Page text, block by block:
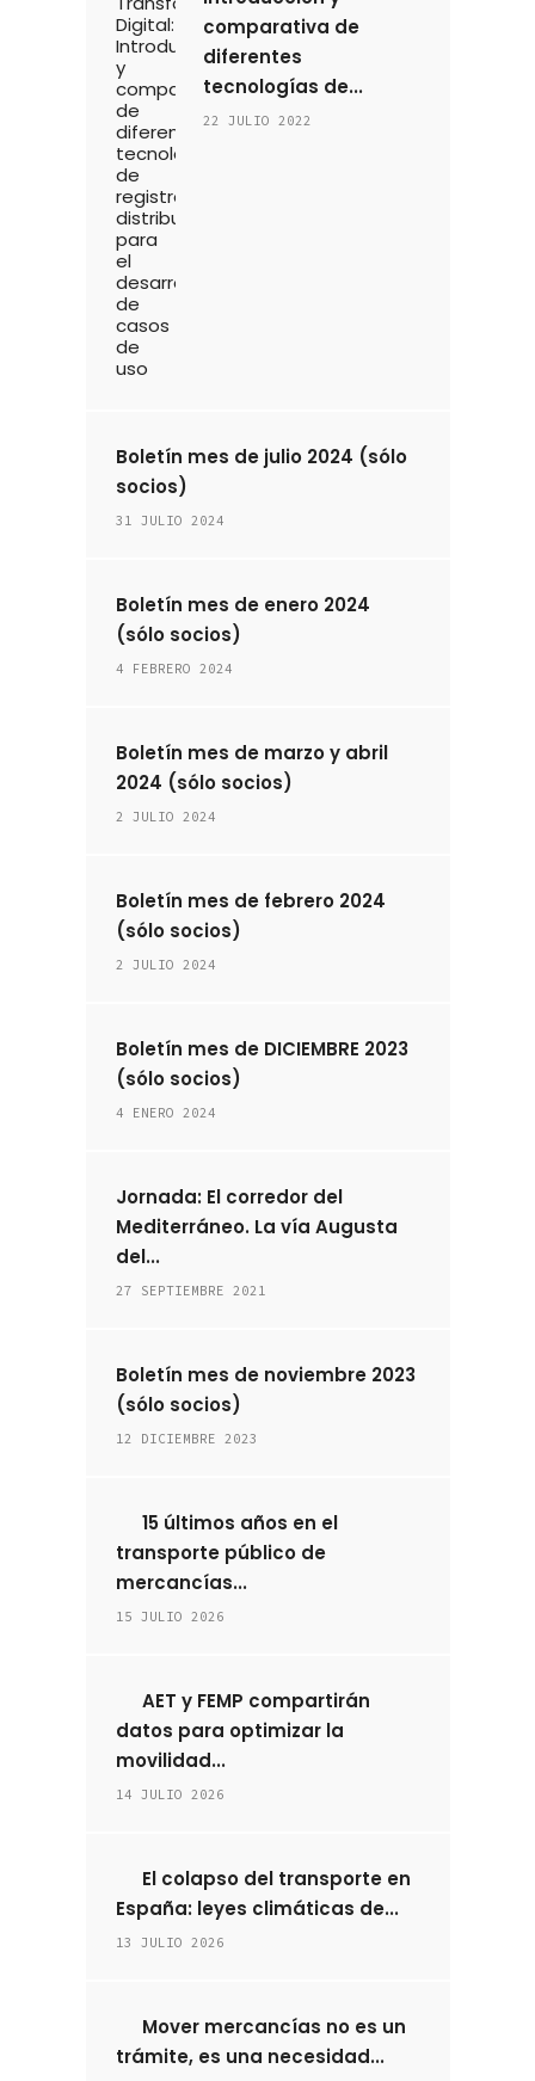
comparativa de
diferentes
tecnologías de...
22 JULIO 2022
Boletín mes de julio 2024 (sólo
socios)
31 JULIO 2024
Boletín mes de enero 2024
(sólo socios)
4 FEBRERO 2024
Boletín mes de marzo y abril
2024 (sólo socios)
2 JULIO 2024
Boletín mes de febrero 2024
(sólo socios)
2 JULIO 2024
Boletín mes de DICIEMBRE 2023
(sólo socios)
4 ENERO 2024
Jornada: El corredor del
Mediterráneo. La vía Augusta
del...
27 SEPTIEMBRE 2021
Boletín mes de noviembre 2023
(sólo socios)
12 DICIEMBRE 2023
15 últimos años en el
transporte público de
mercancías...
15 JULIO 2026
AET y FEMP compartirán
datos para optimizar la
movilidad...
14 JULIO 2026
El colapso del transporte en
España: leyes climáticas de...
13 JULIO 2026
Mover mercancías no es un
trámite, es una necesidad...